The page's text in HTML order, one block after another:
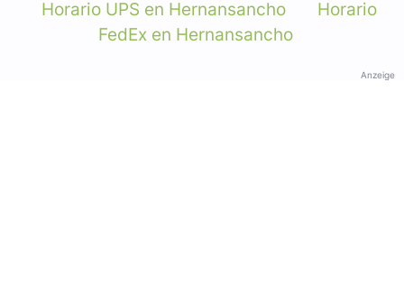
Horario UPS en Hernansancho
Horario
FedEx en Hernansancho
Anzeige